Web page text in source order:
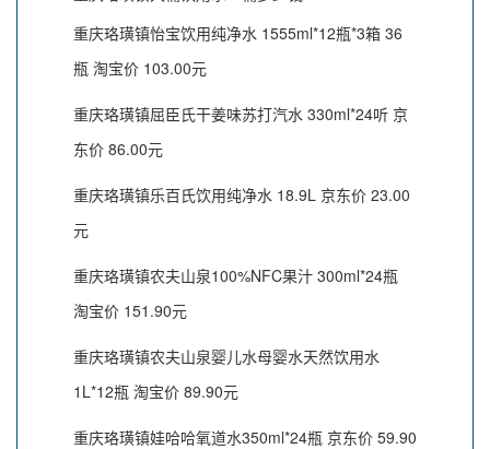
重庆珞璜镇怡宝饮用纯净水 1555ml*12瓶*3箱 36
瓶 淘宝价 103.00元
重庆珞璜镇屈臣氏干姜味苏打汽水 330ml*24听 京
东价 86.00元
重庆珞璜镇乐百氏饮用纯净水 18.9L 京东价 23.00
元
重庆珞璜镇农夫山泉100%NFC果汁 300ml*24瓶
淘宝价 151.90元
重庆珞璜镇农夫山泉婴儿水母婴水天然饮用水
1L*12瓶 淘宝价 89.90元
重庆珞璜镇娃哈哈氧道水350ml*24瓶 京东价 59.90